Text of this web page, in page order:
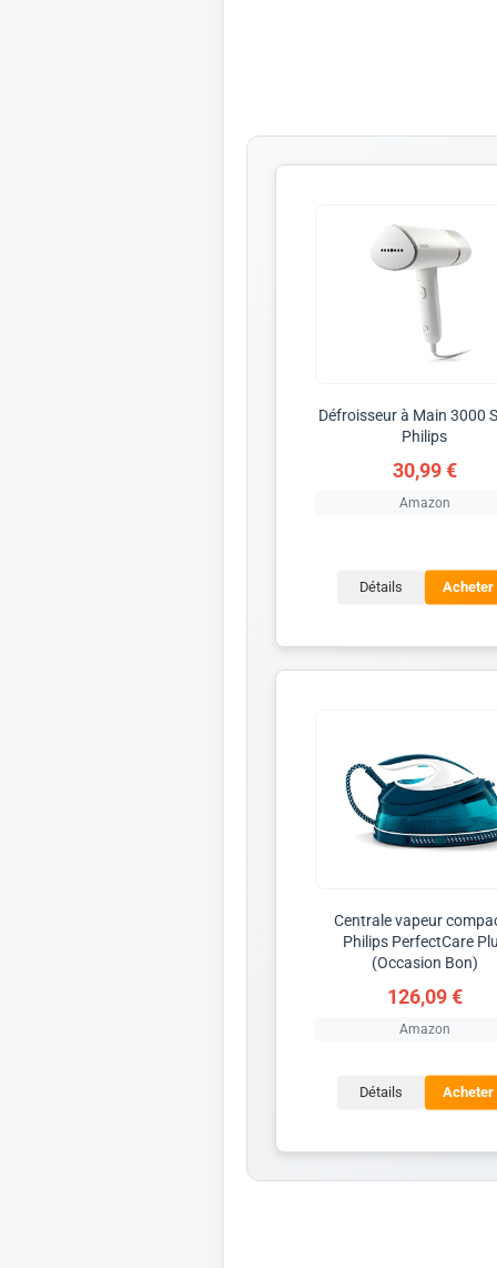
Défroisseur à Main 3000
Philips
30,99 €
Amazon
Détails Acheter
Centrale vapeur
Philips PerfectCare
(Occasion Bon)
126,09 €
Amazon
Détails Acheter